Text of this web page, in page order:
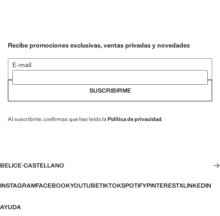
Recibe promociones exclusivas, ventas privadas y novedades
E-mail
SUSCRIBIRME
Al suscribirte, confirmas que has leído la Política de privacidad.
BELICE·CASTELLANO
INSTAGRAMFACEBOOKYOUTUBETIKTOKSPOTIFYPINTERESTXLINKEDIN
AYUDA